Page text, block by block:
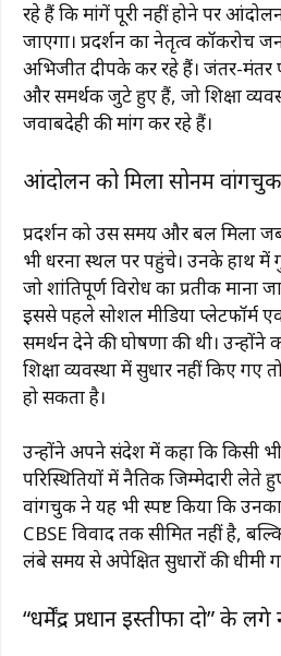
रहे हैं कि मांगें पूरी नहीं होने पर
जाएगा। प्रदर्शन का नेतृत्व कॉकरोच
अभिजीत दीपके कर रहे हैं। जंतर-मंतर
और समर्थक जुटे हुए हैं, जो शिक्षा
जवाबदेही की मांग कर रहे हैं।
आंदोलन को मिला सोनम
प्रदर्शन को उस समय और बल मिला
भी धरना स्थल पर पहुंचे। उनके हाथ
जो शांतिपूर्ण विरोध का प्रतीक माना
इससे पहले सोशल मीडिया प्लेटफॉर्म
समर्थन देने की घोषणा की थी। उन्होंने
शिक्षा व्यवस्था में सुधार नहीं किए गए
हो सकता है।
उन्होंने अपने संदेश में कहा कि किसी भी
परिस्थितियों में नैतिक जिम्मेदारी लेते
वांगचुक ने यह भी स्पष्ट किया कि
CBSE विवाद तक सीमित नहीं है,
लंबे समय से अपेक्षित सुधारों की धीमी
“धर्मेंद्र प्रधान इस्तीफा दो” के लगे